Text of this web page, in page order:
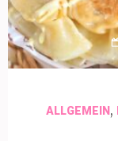
ALLGEMEIN ,